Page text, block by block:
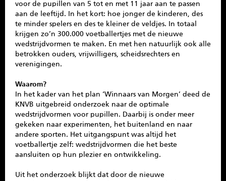
voor de pupillen van 5 tot en met 11 jaar aan te passen
aan de leeftijd. In het kort: hoe jonger de kinderen, des
te minder spelers en des te kleiner de veldjes. In totaal
krijgen zo’n 300.000 voetballertjes met de nieuwe
wedstrijdvormen te maken. En met hen natuurlijk ook alle
betrokken ouders, vrijwilligers, scheidsrechters en
verenigingen.
Waarom?
In het kader van het plan ‘Winnaars van Morgen’ deed de
KNVB uitgebreid onderzoek naar de optimale
wedstrijdvormen voor pupillen. Daarbij is onder meer
gekeken naar experimenten, het buitenland en naar
andere sporten. Het uitgangspunt was altijd het
voetballertje zelf: wedstrijdvormen die het beste
aansluiten op hun plezier en ontwikkeling.
Uit het onderzoek blijkt dat door de nieuwe